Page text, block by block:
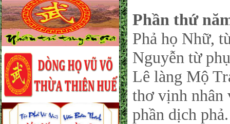
Phần thứ
Phả họ Nhữ,
Nguyễn từ
Lê làng Mộ
thơ vịnh nhân
phần dịch